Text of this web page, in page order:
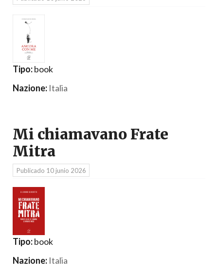
Tipo:book
Nazione: Italia
Mi chiamavano Frate
Mitra
Publicado 10 junio 2026
Tipo:book
Nazione: Italia